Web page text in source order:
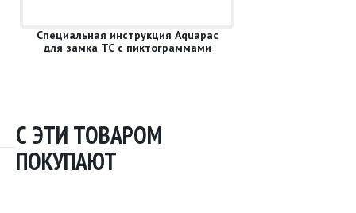
Специальная инструкция Aquapac
для замка ТС с пиктограммами
С ЭТИ ТОВАРОМ
ПОКУПАЮТ